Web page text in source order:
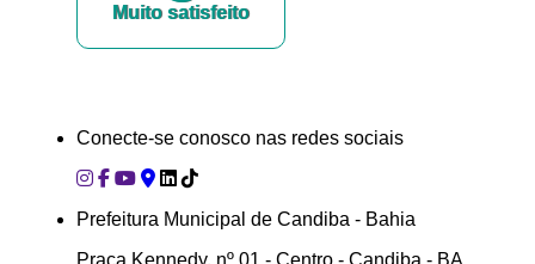
Muito satisfeito
Conecte-se conosco nas redes sociais
Prefeitura Municipal de Candiba - Bahia
Praça Kennedy, nº 01 - Centro - Candiba - BA